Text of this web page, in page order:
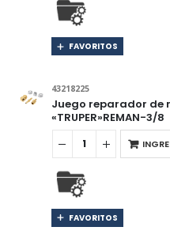
FAVORITOS
43218225
Juego reparador de
«TRUPER»REMAN-3/8
FAVORITOS